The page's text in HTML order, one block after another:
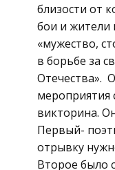
близости от
бои и жители
«мужество,
в борьбе за
Отечества».
мероприятия
викторина.
Первый-
отрывку
Второе было